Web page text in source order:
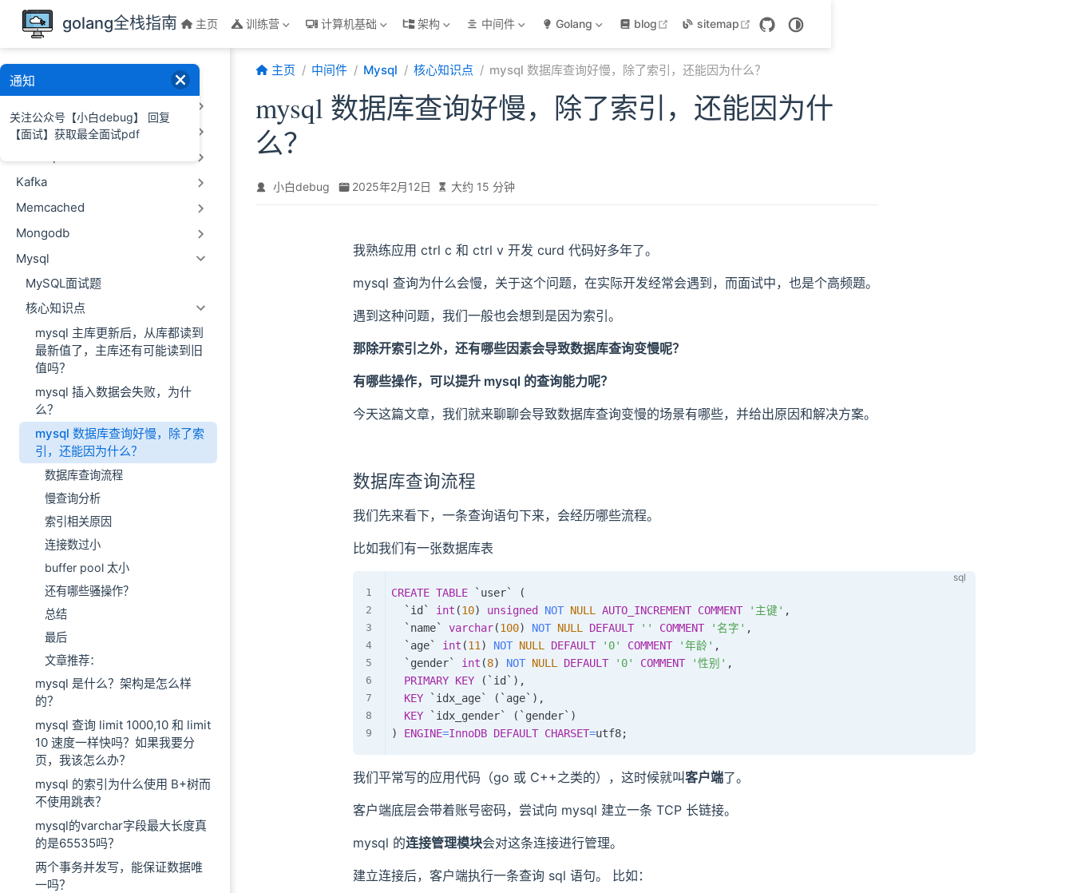
跳至主要內容
golang全栈指南 主页 训练营 计算机基础 架构 中间件 Golang blog open in new window
sitemap open in new window
中间件
Es
Kafka
Memcached
Mongodb
Mysql
MySQL面试题
核心知识点
mysql 主库更新后，从库都读到
最新值了，主库还有可能读到旧
值吗？
mysql 插入数据会失败，为什
么？
mysql 数据库查询好慢，除了索
引，还能因为什么？
数据库查询流程
慢查询分析
索引相关原因
连接数过小
buffer pool 太小
还有哪些骚操作？
总结
最后
文章推荐：
mysql 是什么？架构是怎么样
的？
mysql 查询 limit 1000,10 和 limit
10 速度一样快吗？如果我要分
页，我该怎么办？
mysql 的索引为什么使用 B+树而
不使用跳表？
mysql的varchar字段最大长度真
的是65535吗？
两个事务并发写，能保证数据唯
一吗？
主页 中间件 Mysql 核心知识点 mysql 数据库查询好慢，除了索引，还能因为什么？
mysql 数据库查询好慢，除了索引，还能因为什
么？
小白debug 2025年2月12日 大约 15 分钟
我熟练应用 ctrl c 和 ctrl v 开发 curd 代码好多年了。
mysql 查询为什么会慢，关于这个问题，在实际开发经常会遇到，而面试中，也是个高频题。
遇到这种问题，我们一般也会想到是因为索引。
那除开索引之外，还有哪些因素会导致数据库查询变慢呢？
有哪些操作，可以提升 mysql 的查询能力呢？
今天这篇文章，我们就来聊聊会导致数据库查询变慢的场景有哪些，并给出原因和解决方案。
数据库查询流程
我们先来看下，一条查询语句下来，会经历哪些流程。
比如我们有一张数据库表
CREATE TABLE ` user`
(
` id ` int (10) unsigned NOT NULL AUTO_INCREMENT COMMENT '主键' ,
` name` varchar(100) NOT NULL DEFAULT '' COMMENT '名字' ,
` age` int (11 ) NOT NULL DEFAULT '0' COMMENT '年龄' ,
` gender` int (8) NOT NULL DEFAULT '0' COMMENT '性别' ,
PRIMARY KEY ( ` id ` ) ,
KEY
` idx_age` ( ` age` ) ,
KEY
` idx_gender` ( ` gender` )
)
ENGINE=InnoDB DEFAULT CHARSET=utf8;
我们平常写的应用代码（go 或 C++之类的），这时候就叫客户端了。
客户端底层会带着账号密码，尝试向 mysql 建立一条 TCP 长链接。
mysql 的连接管理模块会对这条连接进行管理。
建立连接后，客户端执行一条查询 sql 语句。 比如：
通知
关注公众号【小白debug】 回复
【面试】获取最全面试pdf